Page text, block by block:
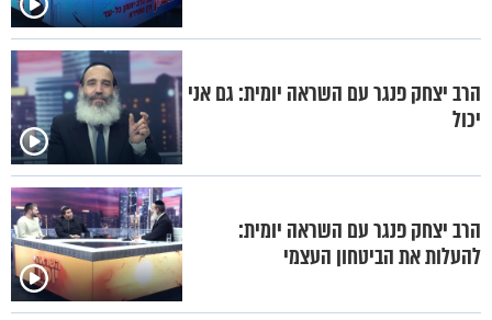
הרב יצחק פנגר עם השראה יומית: גם אני
יכול
הרב יצחק פנגר עם השראה יומית:
להעלות את הביטחון העצמי